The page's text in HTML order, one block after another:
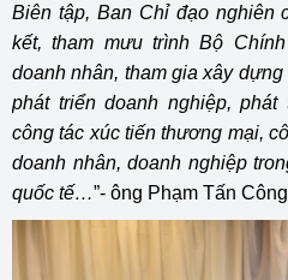
Biên tập, Ban Chỉ đạo nghiên
kết, tham mưu trình Bộ
doanh nhân, tham gia xây
phát triển doanh nghiệp,
công tác xúc tiến thương mại,
doanh nhân, doanh nghiệp
quốc tế…”- ông Phạm Tấn